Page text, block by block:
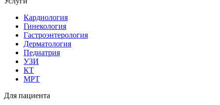
Кардиология
Гинекология
Гастроэнтерология
Дерматология
Педиатрия
УЗИ
КТ
МРТ
Для пациента